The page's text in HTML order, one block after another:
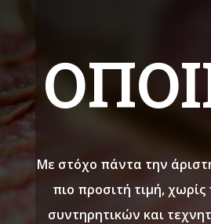
Με στόχο πάντα την
πιο προσιτή τιμή,
συντηρητικών και